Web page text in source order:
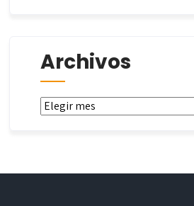
Archivos
Archivos